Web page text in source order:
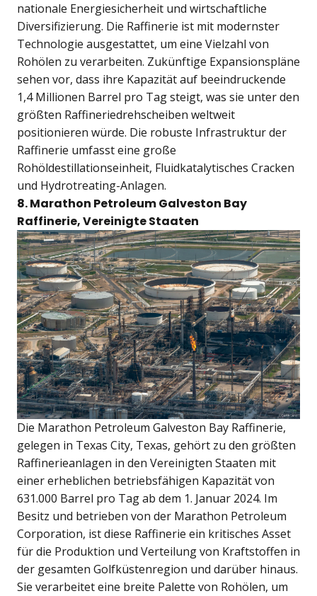
nationale Energiesicherheit und wirtschaftliche
Diversifizierung. Die Raffinerie ist mit modernster
Technologie ausgestattet, um eine Vielzahl von
Rohölen zu verarbeiten. Zukünftige Expansionspläne
sehen vor, dass ihre Kapazität auf beeindruckende
1,4 Millionen Barrel pro Tag steigt, was sie unter den
größten Raffineriedrehscheiben weltweit
positionieren würde. Die robuste Infrastruktur der
Raffinerie umfasst eine große
Rohöldestillationseinheit, Fluidkatalytisches Cracken
und Hydrotreating-Anlagen.
8. Marathon Petroleum Galveston Bay
Raffinerie, Vereinigte Staaten
Die Marathon Petroleum Galveston Bay Raffinerie,
gelegen in Texas City, Texas, gehört zu den größten
Raffinerieanlagen in den Vereinigten Staaten mit
einer erheblichen betriebsfähigen Kapazität von
631.000 Barrel pro Tag ab dem 1. Januar 2024. Im
Besitz und betrieben von der Marathon Petroleum
Corporation, ist diese Raffinerie ein kritisches Asset
für die Produktion und Verteilung von Kraftstoffen in
der gesamten Golfküstenregion und darüber hinaus.
Sie verarbeitet eine breite Palette von Rohölen, um